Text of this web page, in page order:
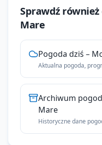
Sprawdź również
Mare
Pogoda dziś –
Aktualna pogoda,
Archiwum
Mare
Historyczne dane